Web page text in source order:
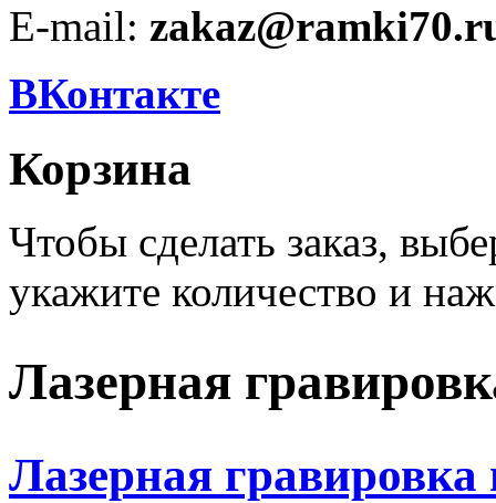
E-mail:
ВКонтакте
Корзина
Чтобы сделать заказ,
укажите количество и
Лазерная
Лазерная